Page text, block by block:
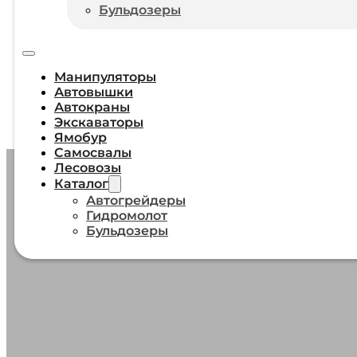
Бульдозеры
Манипуляторы
Автовышки
Автокраны
Экскаваторы
Ямобур
Самосвалы
Лесовозы
Каталог
Автогрейдеры
Гидромолот
Бульдозеры